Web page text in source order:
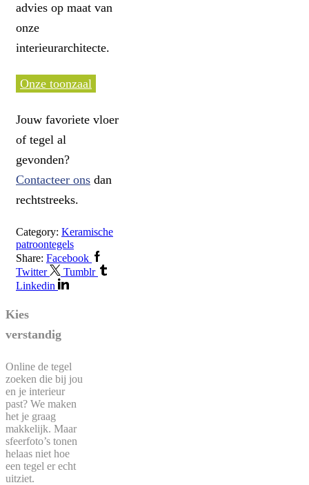
advies op maat van
onze
interieurarchitecte.
Onze toonzaal
Jouw favoriete vloer
of tegel al
gevonden?
Contacteer ons dan
rechtstreeks.
Category: Keramische
patroontegels
Share: Facebook
Twitter
Tumblr
Linkedin
Kies
verstandig
Online de tegel
zoeken die bij jou
en je interieur
past? We maken
het je graag
makkelijk. Maar
sfeerfoto’s tonen
helaas niet hoe
een tegel er echt
uitziet.